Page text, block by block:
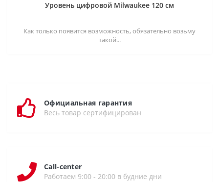
Уровень цифровой Milwaukee 120 см
Как только появится возможность, обязательно возьму
такой...
Официальная гарантия
Весь товар сертифицирован
Call-center
Работаем 9:00 - 20:00 в будние дни